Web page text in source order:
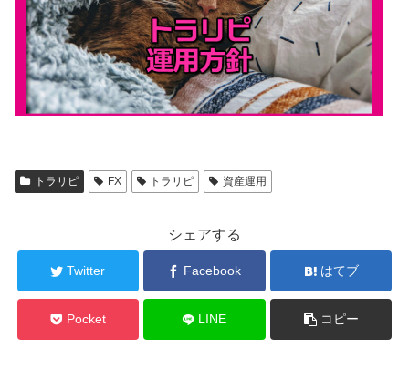
トラリピ FX トラリピ 資産運用
シェアする
Twitter Facebook はてブ
Pocket LINE コピー